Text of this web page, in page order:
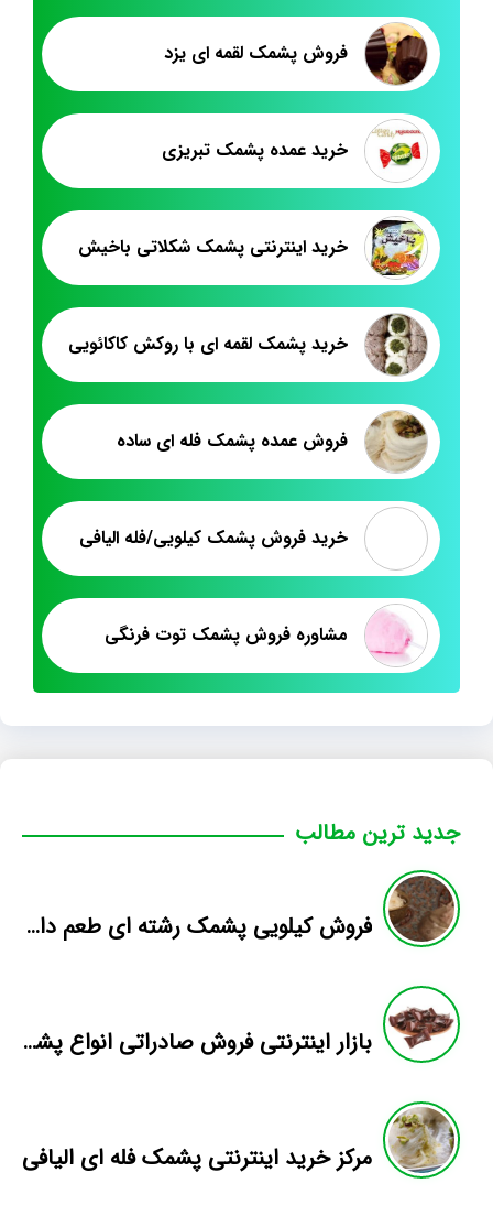
فروش پشمک لقمه ای یزد
خرید عمده پشمک تبریزی
خرید اینترنتی پشمک شکلاتی باخیش
خرید پشمک لقمه ای با روکش کاکائویی
فروش عمده پشمک فله ای ساده
خرید فروش پشمک کیلویی/فله الیافی
مشاوره فروش پشمک توت فرنگی
جدید ترین مطالب
فروش کیلویی پشمک رشته ای طعم دار میوه
بازار اینترنتی فروش صادراتی انواع پشمک الیافی/شکلاتی
مرکز خرید اینترنتی پشمک فله ای الیافی